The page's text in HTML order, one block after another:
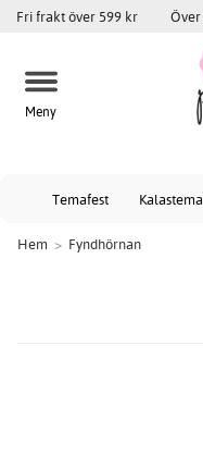
Fri frakt över 599 kr Över
Meny
Temafest Kalastema
Hem > Fyndhörnan